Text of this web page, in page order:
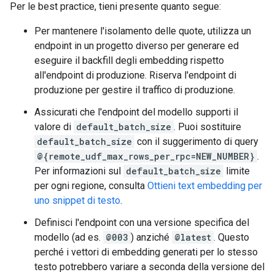
Per le best practice, tieni presente quanto segue:
Per mantenere l'isolamento delle quote, utilizza un
endpoint in un progetto diverso per generare ed
eseguire il backfill degli embedding rispetto
all'endpoint di produzione. Riserva l'endpoint di
produzione per gestire il traffico di produzione.
Assicurati che l'endpoint del modello supporti il
valore di default_batch_size . Puoi sostituire
default_batch_size con il suggerimento di query
@{remote_udf_max_rows_per_rpc=NEW_NUMBER} .
Per informazioni sul default_batch_size limite
per ogni regione, consulta Ottieni text embedding per
uno snippet di testo.
Definisci l'endpoint con una versione specifica del
modello (ad es. @003 ) anziché @latest . Questo
perché i vettori di embedding generati per lo stesso
testo potrebbero variare a seconda della versione del